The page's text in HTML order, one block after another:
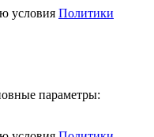
условия Политики
параметры: